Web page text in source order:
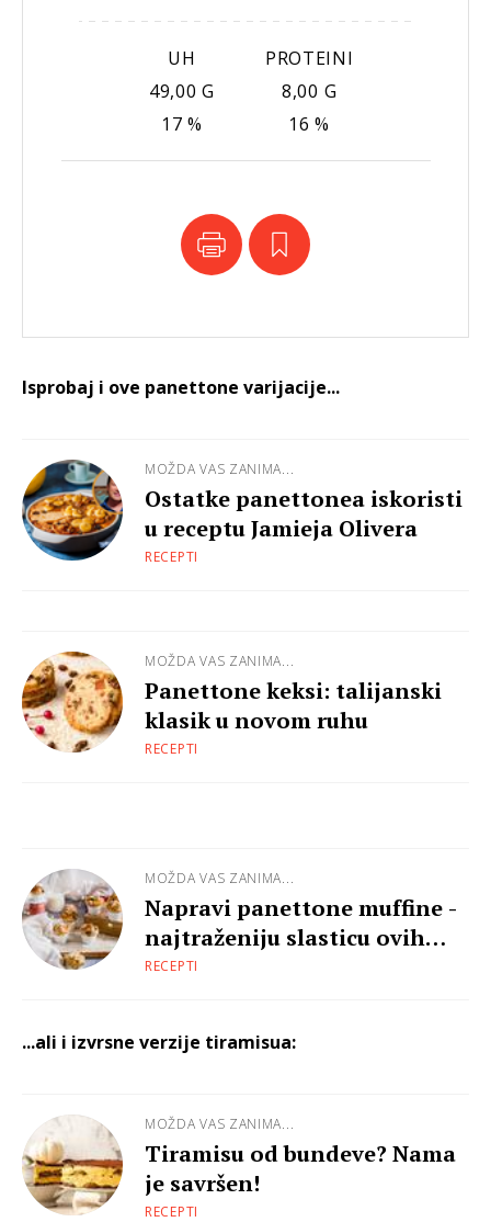
UH
49,00 G
17 %
PROTEINI
8,00 G
16 %
Isprobaj i ove panettone varijacije...
MOŽDA VAS ZANIMA...
Ostatke panettonea iskoristi
u receptu Jamieja Olivera
RECEPTI
MOŽDA VAS ZANIMA...
Panettone keksi: talijanski
klasik u novom ruhu
RECEPTI
MOŽDA VAS ZANIMA...
Napravi panettone muffine -
najtraženiju slasticu ovih
blagdana!
RECEPTI
...ali i izvrsne verzije tiramisua:
MOŽDA VAS ZANIMA...
Tiramisu od bundeve? Nama
je savršen!
RECEPTI